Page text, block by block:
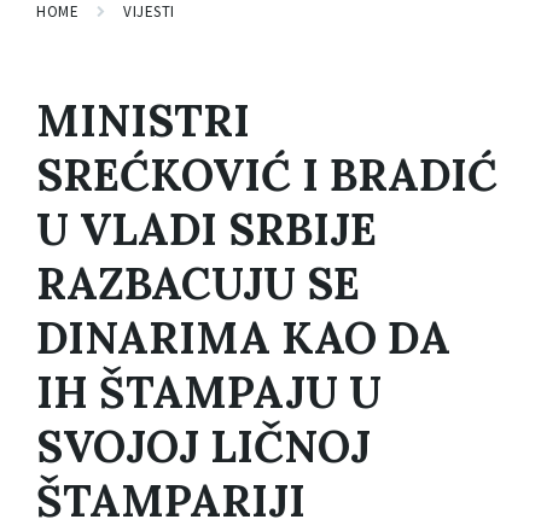
HOME VIJESTI
MINISTRI
SREĆKOVIĆ I BRADIĆ
U VLADI SRBIJE
RAZBACUJU SE
DINARIMA KAO DA
IH ŠTAMPAJU U
SVOJOJ LIČNOJ
ŠTAMPARIJI